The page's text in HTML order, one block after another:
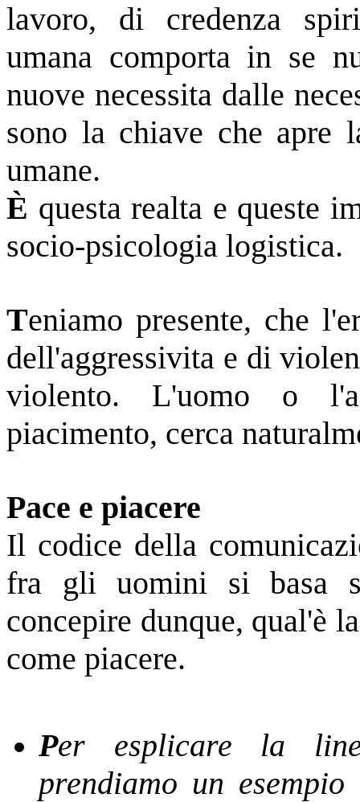
lavoro, di credenza
umana comporta in se
nuove necessita dalle
sono la chiave che apre
umane.
È questa realta e queste
socio-psicologia logistica.
Teniamo presente, che
dell'aggressivita e di
violento. L'uomo o
piacimento, cerca
Pace e piacere
Il codice della
fra gli uomini si basa
concepire dunque, qual'è
come piacere.
Per esplicare la
prendiamo un